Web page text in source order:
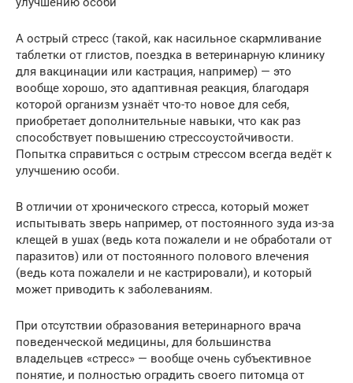
А острый стресс (такой, как насильное скармливание
таблетки от глистов, поездка в ветеринарную клинику
для вакцинации или кастрация, например) — это
вообще хорошо, это адаптивная реакция, благодаря
которой организм узнаёт что-то новое для себя,
приобретает дополнительные навыки, что как раз
способствует повышению стрессоустойчивости.
Попытка справиться с острым стрессом всегда ведёт к
улучшению особи.
В отличии от хронического стресса, который может
испытывать зверь например, от постоянного зуда из-за
клещей в ушах (ведь кота пожалели и не обработали от
паразитов) или от постоянного полового влечения
(ведь кота пожалели и не кастрировали), и который
может приводить к заболеваниям.
При отсутствии образования ветеринарного врача
поведенческой медицины, для большинства
владельцев «стресс» — вообще очень субъективное
понятие, и полностью оградить своего питомца от